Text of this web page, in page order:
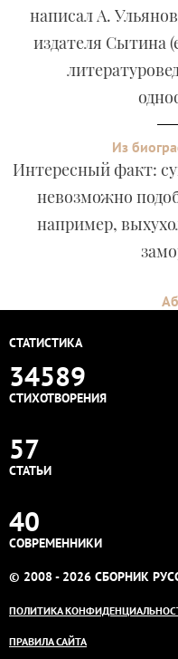
написал А.
издателя Сытина
Из
Интересный факт:
невозможно
например,
СТАТИСТИКА
34589
СТИХОТВОРЕНИЯ
57
СТАТЬИ
40
СОВРЕМЕННИКИ
© 2008 - 2026 СБОРНИК
ПОЛИТИКА
ПРАВИЛА САЙТА